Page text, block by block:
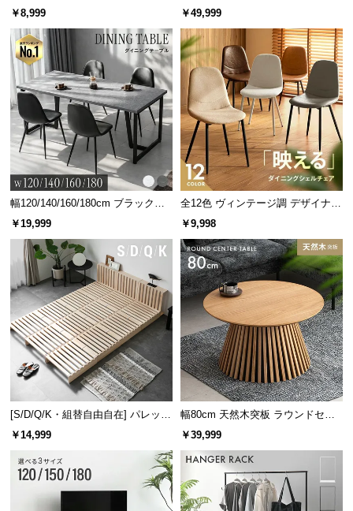
￥8,999
人掛けソファベッド リクライニン
グ 天然木フレーム 北欧
￥49,999
幅120/140/160/180cm ブラックフ
レーム ダイニング 大理石調 4人掛
￥19,999
全12色 ヴィンテージ調 デザイナー
ズシェルチェア
￥9,998
[S/D/Q/K・組替自由自在] パレット
ベッド 8/12/16枚セット
￥14,999
幅80cm 天然木突板 ラウンドセン
ターテーブル 美しい格子デザイン
￥39,999